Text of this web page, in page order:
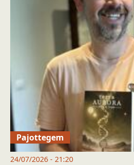
Pajottegem
24/07/2026 - 21:20